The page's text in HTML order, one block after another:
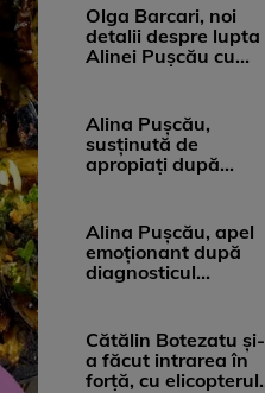
Olga Barcari, noi
detalii despre lupta
Alinei Pușcău cu
Alina Pușcău,
susținută de
apropiați după
medicii, ...
Alina Pușcău, apel
emoționant după
diagnosticul
...
Cătălin Botezatu și-
a făcut intrarea în
forță, cu elicopterul,